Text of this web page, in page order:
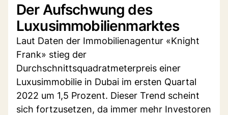
Der Aufschwung des
Luxusimmobilienmarktes
Laut Daten der Immobilienagentur «Knight
Frank» stieg der
Durchschnittsquadratmeterpreis einer
Luxusimmobilie in Dubai im ersten Quartal
2022 um 1,5 Prozent. Dieser Trend scheint
sich fortzusetzen, da immer mehr Investoren